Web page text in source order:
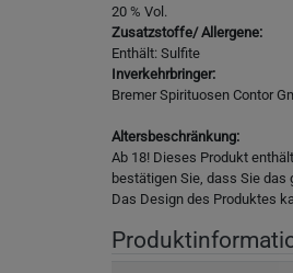
20 % Vol.
Zusatzstoffe/ Allergene:
‎Enthält: Sulfite
Inverkehrbringer:
‎Bremer Spirituosen Contor
Altersbeschränkung:
Ab 18! Dieses Produkt
bestätigen Sie, dass Sie
Das Design des Produktes